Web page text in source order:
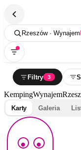
Rzeszów · Wynajem
Filtry 3
KempingWynajem
Karty Galeria